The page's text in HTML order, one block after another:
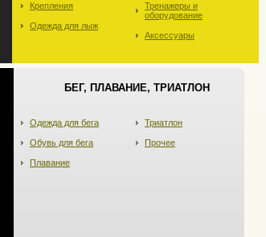
Крепления
Одежда для лыж
Тренажеры и
оборудование
Аксессуары
БЕГ, ПЛАВАНИЕ, ТРИАТЛОН
Одежда для бега
Обувь для бега
Плавание
Триатлон
Прочее